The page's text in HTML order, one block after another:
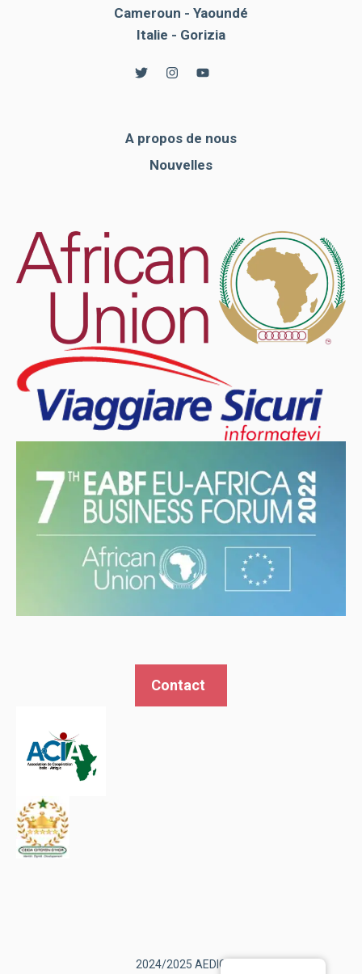
Cameroun - Yaoundé
Italie - Gorizia
A propos de nous
Nouvelles
Contact
2024/2025 AEDIC